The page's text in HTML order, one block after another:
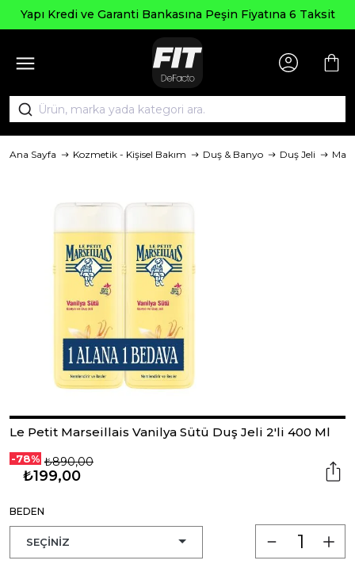
Bankasına Peşin Fiyatına 6 Taksit
Ana Sayfa Kozmetik - Kişisel Bakım Duş & Banyo Duş Jeli
Le Petit Marseillais Vanilya Sütü Duş Jeli 2'li 400 Ml
-78% ₺890,00
₺199,00
BEDEN